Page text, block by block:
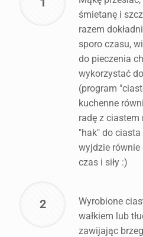
śmietanę i
razem
sporo czasu,
do pieczenia
wykorzystać
(program
kuchenne
radę z
"hak" do
wyjdzie równie
czas i siły :)
2
Wyrobione
wałkiem lub
zawijając